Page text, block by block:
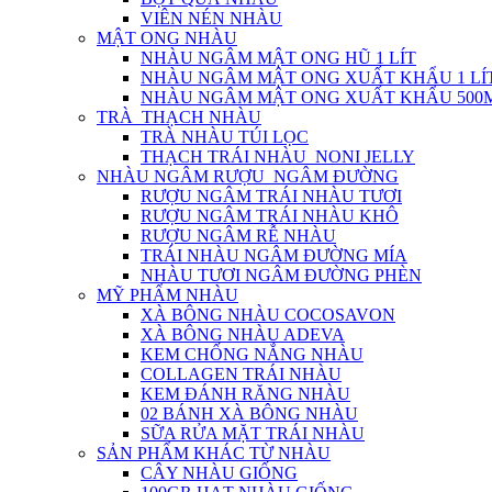
VIÊN NÉN NHÀU
MẬT ONG NHÀU
NHÀU NGÂM MẬT ONG HŨ 1 LÍT
NHÀU NGÂM MẬT ONG XUẤT KHẨU 1
NHÀU NGÂM MẬT ONG XUẤT KHẨU
TRÀ_THẠCH NHÀU
TRÀ NHÀU TÚI LỌC
THẠCH TRÁI NHÀU_NONI JELLY
NHÀU NGÂM RƯỢU_NGÂM ĐƯỜNG
RƯỢU NGÂM TRÁI NHÀU TƯƠI
RƯỢU NGÂM TRÁI NHÀU KHÔ
RƯỢU NGÂM RỄ NHÀU
TRÁI NHÀU NGÂM ĐƯỜNG MÍA
NHÀU TƯƠI NGÂM ĐƯỜNG PHÈN
MỸ PHẨM NHÀU
XÀ BÔNG NHÀU COCOSAVON
XÀ BÔNG NHÀU ADEVA
KEM CHỐNG NẮNG NHÀU
COLLAGEN TRÁI NHÀU
KEM ĐÁNH RĂNG NHÀU
02 BÁNH XÀ BÔNG NHÀU
SỮA RỬA MẶT TRÁI NHÀU
SẢN PHẨM KHÁC TỪ NHÀU
CÂY NHÀU GIỐNG